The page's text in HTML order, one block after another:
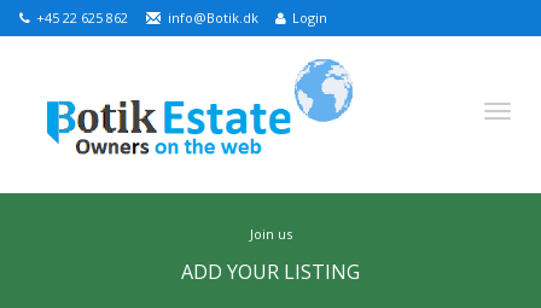
+45 22 625 862 info@Botik.dk Login
join us
ADD YOUR LISTING